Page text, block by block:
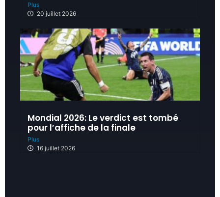
Plus
20 juillet 2026
Mondial 2026: Le verdict est tombé
pour l’affiche de la finale
Plus
16 juillet 2026